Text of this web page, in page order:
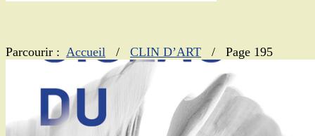
Parcourir : Accueil / CLIN D’ART / Page 195